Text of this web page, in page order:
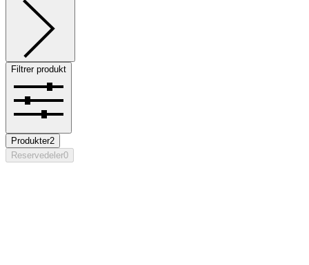
Filtrer produkt
Produkter2
Reservedeler0